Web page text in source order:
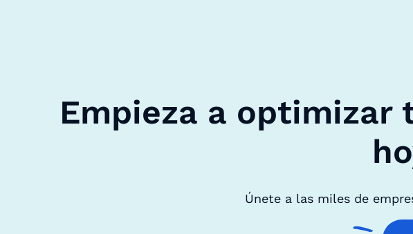
Empieza a
Únete a las miles de